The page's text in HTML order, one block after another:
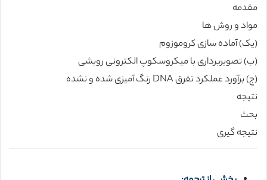
مقدمه
مواد و روش ها
(یک) آماده سازی کروموزوم
(ب) تصویربرداری با میکروسکوپ الکترونی روبشی
(ج) برآورد عملکرد تفرق DNA رنگ آمیزی شده و نشده
نتیجه
بحث
نتیجه گیری